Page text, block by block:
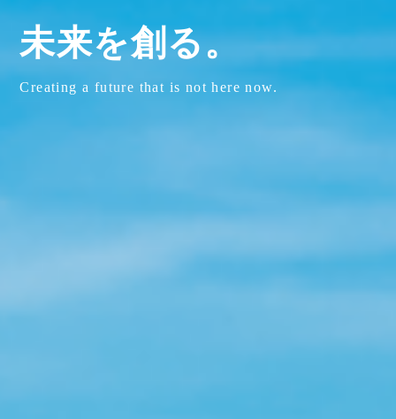
未来を創る。
Creating a future that is not here now.